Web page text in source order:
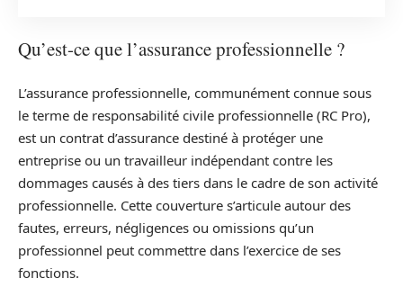
Qu’est-ce que l’assurance professionnelle ?
L’assurance professionnelle, communément connue sous
le terme de responsabilité civile professionnelle (RC Pro),
est un contrat d’assurance destiné à protéger une
entreprise ou un travailleur indépendant contre les
dommages causés à des tiers dans le cadre de son activité
professionnelle. Cette couverture s’articule autour des
fautes, erreurs, négligences ou omissions qu’un
professionnel peut commettre dans l’exercice de ses
fonctions.